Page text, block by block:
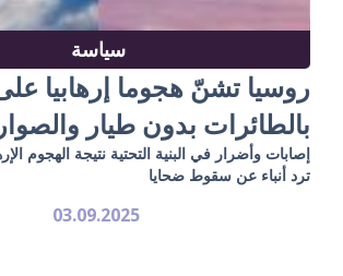
سياسة
روسيا تشنّ هجوما إرهابيا على
بالطائرات بدون طيار
إصابات وأضرار في البنية التحتية نتيجة الهجوم
ترد أنباء عن سقوط ضحايا
03.09.2025